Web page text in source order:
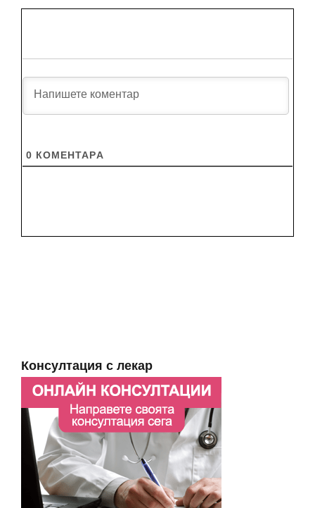
0 КОМЕНТАРA
Консултация с лекар